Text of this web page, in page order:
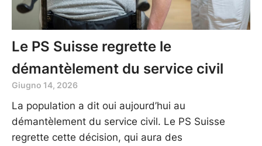
Le PS Suisse regrette le
démantèlement du service civil
Giugno 14, 2026
La population a dit oui aujourd’hui au
démantèlement du service civil. Le PS Suisse
regrette cette décision, qui aura des